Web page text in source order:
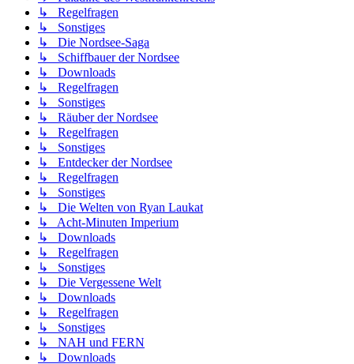
↳ Regelfragen
↳ Sonstiges
↳ Die Nordsee-Saga
↳ Schiffbauer der Nordsee
↳ Downloads
↳ Regelfragen
↳ Sonstiges
↳ Räuber der Nordsee
↳ Regelfragen
↳ Sonstiges
↳ Entdecker der Nordsee
↳ Regelfragen
↳ Sonstiges
↳ Die Welten von Ryan Laukat
↳ Acht-Minuten Imperium
↳ Downloads
↳ Regelfragen
↳ Sonstiges
↳ Die Vergessene Welt
↳ Downloads
↳ Regelfragen
↳ Sonstiges
↳ NAH und FERN
↳ Downloads